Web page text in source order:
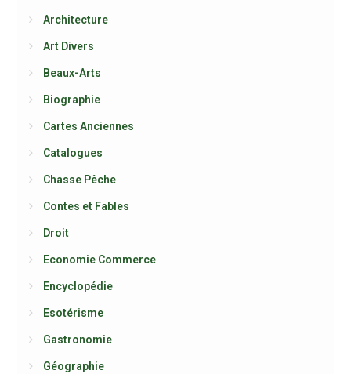
Architecture
Art Divers
Beaux-Arts
Biographie
Cartes Anciennes
Catalogues
Chasse Pêche
Contes et Fables
Droit
Economie Commerce
Encyclopédie
Esotérisme
Gastronomie
Géographie